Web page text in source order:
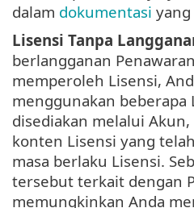
dalam dokumentasi
Lisensi Tanpa
berlangganan
memperoleh Lisensi,
menggunakan beberapa
disediakan melalui
konten Lisensi yang
masa berlaku Lisensi.
tersebut terkait dengan
memungkinkan Anda